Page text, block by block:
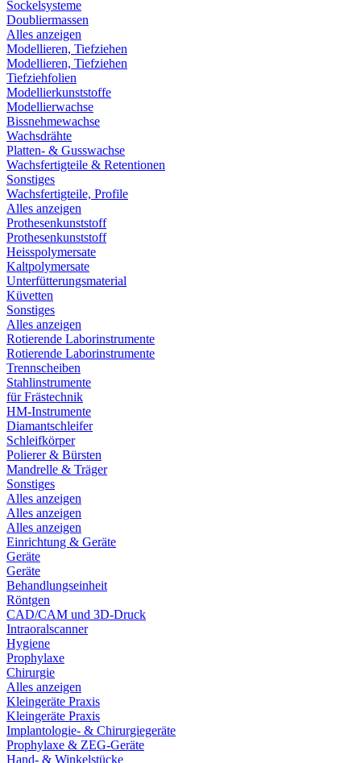
Sockelsysteme
Doubliermassen
Alles anzeigen
Modellieren, Tiefziehen
Modellieren, Tiefziehen
Tiefziehfolien
Modellierkunststoffe
Modellierwachse
Bissnehmewachse
Wachsdrähte
Platten- & Gusswachse
Wachsfertigteile & Retentionen
Sonstiges
Wachsfertigteile, Profile
Alles anzeigen
Prothesenkunststoff
Prothesenkunststoff
Heisspolymersate
Kaltpolymersate
Unterfütterungsmaterial
Küvetten
Sonstiges
Alles anzeigen
Rotierende Laborinstrumente
Rotierende Laborinstrumente
Trennscheiben
Stahlinstrumente
für Frästechnik
HM-Instrumente
Diamantschleifer
Schleifkörper
Polierer & Bürsten
Mandrelle & Träger
Sonstiges
Alles anzeigen
Alles anzeigen
Alles anzeigen
Einrichtung & Geräte
Geräte
Geräte
Behandlungseinheit
Röntgen
CAD/CAM und 3D-Druck
Intraoralscanner
Hygiene
Prophylaxe
Chirurgie
Alles anzeigen
Kleingeräte Praxis
Kleingeräte Praxis
Implantologie- & Chirurgiegeräte
Prophylaxe & ZEG-Geräte
Hand- & Winkelstücke